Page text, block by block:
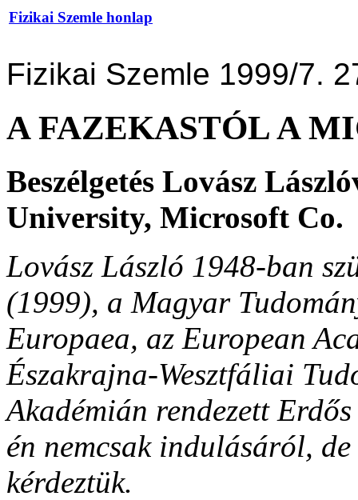
Fizikai Szemle honlap
Fizikai Szemle 1999/7.
A FAZEKASTÓL A
Beszélgetés Lovász
University, Microsoft Co.
Lovász László 1948-ban
(1999), a Magyar
Europaea, az European
Északrajna-Wesztfáliai
Akadémián rendezett
én nemcsak indulásáról,
kérdeztük.